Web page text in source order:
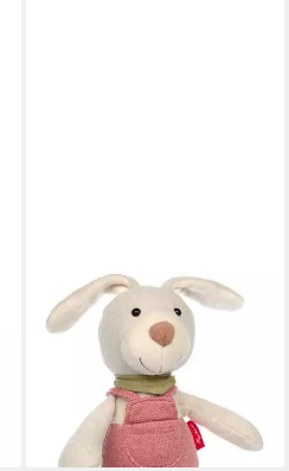
Kuscheltier Sweety Plüschtier
für Babys und Kleinkinder
Unisex (1-St)
ab 17,48 € UVP34,95 €
lieferbar - in 3-4 Werktagen bei dir